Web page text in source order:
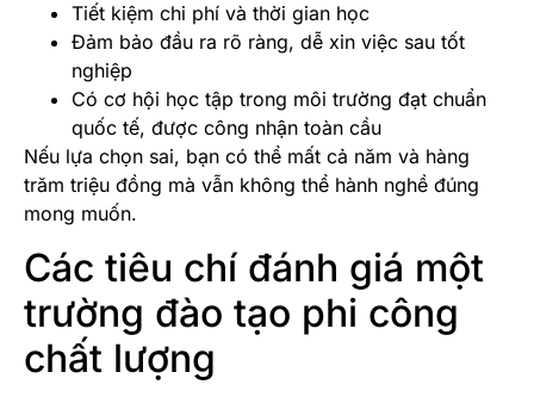
Tiết kiệm chi phí và thời gian học
Đảm bảo đầu ra rõ ràng, dễ xin việc sau tốt
nghiệp
Có cơ hội học tập trong môi trường đạt chuẩn
quốc tế, được công nhận toàn cầu
Nếu lựa chọn sai, bạn có thể mất cả năm và hàng
trăm triệu đồng mà vẫn không thể hành nghề đúng
mong muốn.
Các tiêu chí đánh giá một
trường đào tạo phi công
chất lượng